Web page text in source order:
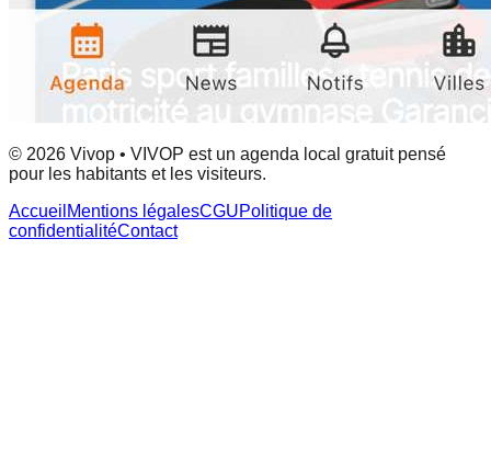
© 2026 Vivop • VIVOP est un agenda local gratuit pensé
pour les habitants et les visiteurs.
Accueil Mentions légalesCGUPolitique de
confidentialitéContact